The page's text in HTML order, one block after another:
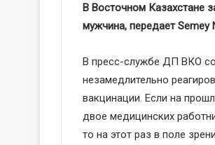
В Восточном Казахстане
мужчина, передает Semey
В пресс-службе ДП ВКО
незамедлительно
вакцинации. Если на
двое медицинских
то на этот раз в поле